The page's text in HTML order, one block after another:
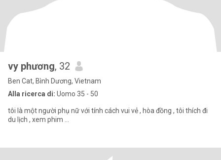
vy phương, 32
Ben Cat, Bình Dương, Vietnam
Alla ricerca di: Uomo 35 - 50
tôi là một người phụ nữ với tính cách vui vẻ , hòa đồng , tôi thích đi
du lịch , xem phim ...